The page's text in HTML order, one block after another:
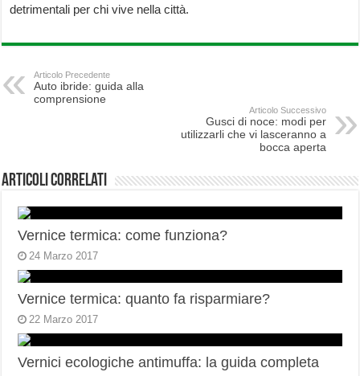
detrimentali per chi vive nella città.
Articolo Precedente
Auto ibride: guida alla
comprensione
Articolo Successivo
Gusci di noce: modi per
utilizzarli che vi lasceranno a
bocca aperta
Articoli correlati
Vernice termica: come funziona?
24 Marzo 2017
Vernice termica: quanto fa risparmiare?
22 Marzo 2017
Vernici ecologiche antimuffa: la guida completa